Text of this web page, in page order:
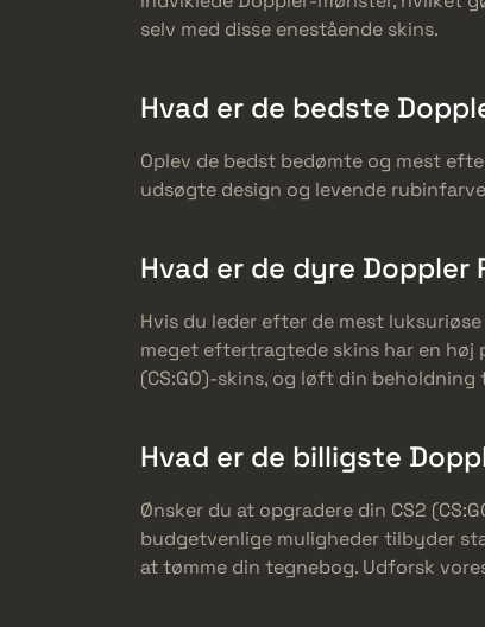
selv med disse enestående skins.
Hvad er de bedste
Oplev de bedst bedømte og mest
udsøgte design og levende
Hvad er de dyre Doppler
Hvis du leder efter de mest
meget eftertragtede skins har en høj
(CS:GO)-skins, og løft din beholdning
Hvad er de billigste
Ønsker du at opgradere din CS2
budgetvenlige muligheder tilbyder
at tømme din tegnebog. Udforsk